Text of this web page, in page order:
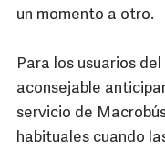
un momento a otro.
Para los usuarios
aconsejable
servicio de
habituales cuando